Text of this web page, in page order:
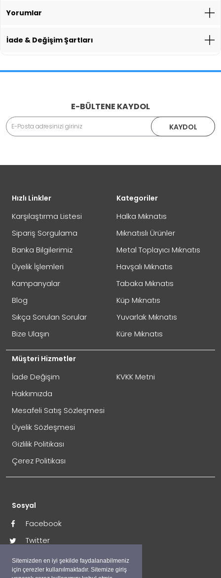
Sitemizden en iyi şekilde faydalanabilmeniz
için çerezler kullanılmaktadır. Sitemize giriş
Yorumlar
Adınız Soyadınız
Yorumunuz
Not:HTML'e dönüştürülmez!
Oylama
Kötü
İade & Değişim Şartları
İade veya Değişim İşlemini Nasıl Yapabilirim?
DEĞİŞİM
İade Gönderimi Nasıl Yapılır?
İade Adresi:
Perpa Ticaret Merkezi A Blok Kat:4 Mavi Avlu No:333
Okmeydanı / İstanbul
E-BÜLTENE KAYDOL
KAYDOL
Hızlı Linkler
Karşılaştırma Listesi
Sipariş Sorgulama
Banka Bilgilerimiz
Üyelik İşlemleri
Kampanyalar
Blog
Sıkça Sorulan Sorular
Bize Ulaşın
Müşteri Hizmetler
İade Değişim
Hakkımızda
Mesafeli Satış Sözleşmesi
Üyelik Sözleşmesi
Gizlilik Politikası
Çerez Politikası
KVKK Metni
Kategoriler
Halka Mıknatıs
Mıknatıslı Ürünler
Metal Toplayıcı Mıknatıs
Havşalı Mıknatıs
Tabaka Mıknatıs
Küp Mıknatıs
Yuvarlak Mıknatıs
Küre Mıknatıs
Sosyal
Facebook
Twitter
İnstagram